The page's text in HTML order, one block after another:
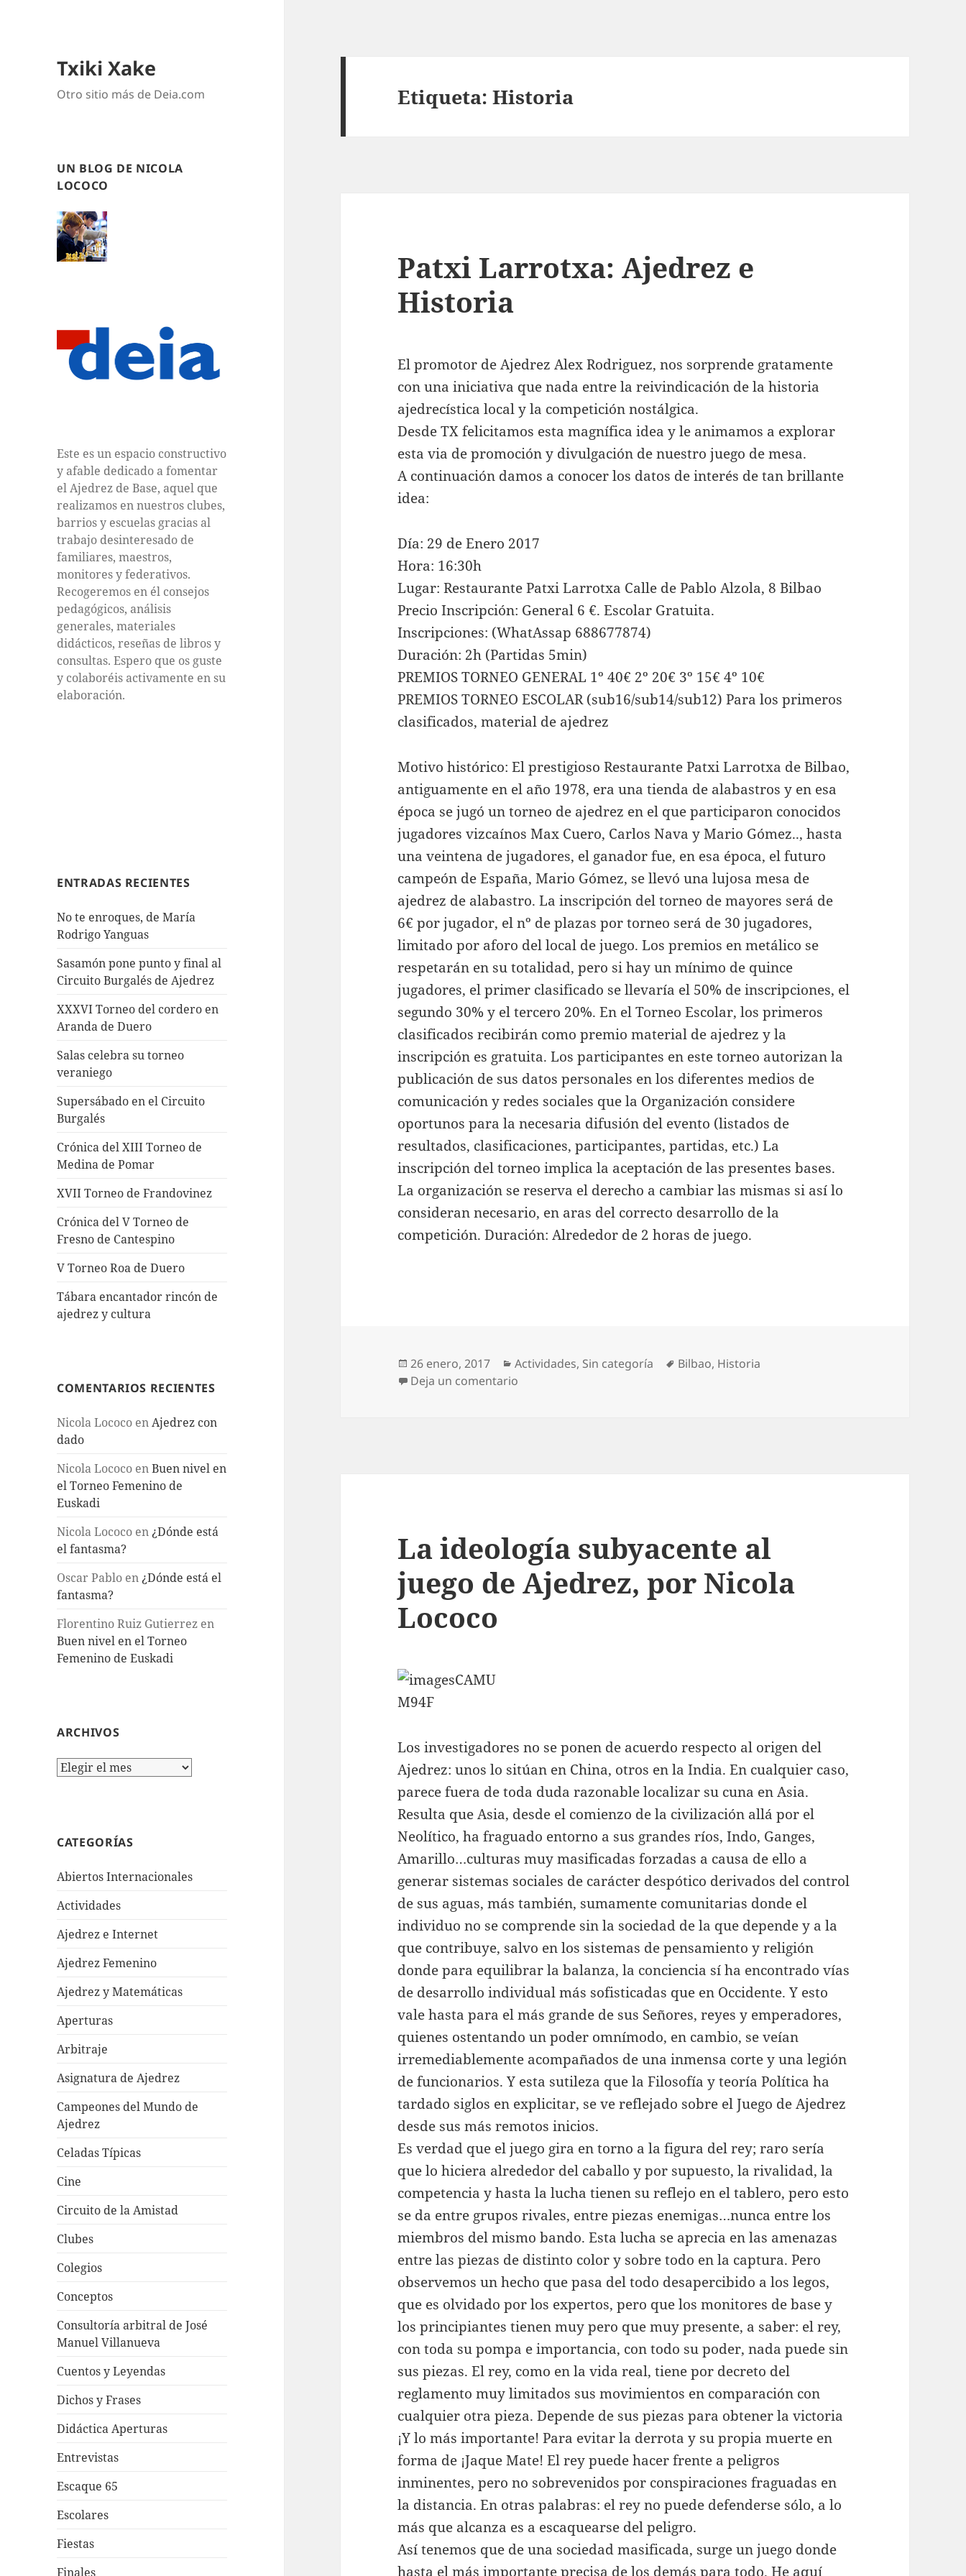
Txiki Xake
Otro sitio más de Deia.com
UN BLOG DE NICOLA
LOCOCO
Este es un espacio constructivo
y afable dedicado a fomentar
el Ajedrez de Base, aquel que
realizamos en nuestros clubes,
barrios y escuelas gracias al
trabajo desinteresado de
familiares, maestros,
monitores y federativos.
Recogeremos en él consejos
pedagógicos, análisis
generales, materiales
didácticos, reseñas de libros y
consultas. Espero que os guste
y colaboréis activamente en su
elaboración.
ENTRADAS RECIENTES
No te enroques, de María
Rodrigo Yanguas
Sasamón pone punto y final al
Circuito Burgalés de Ajedrez
XXXVI Torneo del cordero en
Aranda de Duero
Salas celebra su torneo
veraniego
Supersábado en el Circuito
Burgalés
Crónica del XIII Torneo de
Medina de Pomar
XVII Torneo de Frandovinez
Crónica del V Torneo de
Fresno de Cantespino
V Torneo Roa de Duero
Tábara encantador rincón de
ajedrez y cultura
COMENTARIOS RECIENTES
Nicola Lococo enAjedrez con
dado
Nicola Lococo enBuen nivel en
el Torneo Femenino de
Euskadi
Nicola Lococo en¿Dónde está
el fantasma?
Oscar Pablo en¿Dónde está el
fantasma?
Florentino Ruiz Gutierrez en
Buen nivel en el Torneo
Femenino de Euskadi
ARCHIVOS
Archivos
CATEGORÍAS
Abiertos Internacionales
Actividades
Ajedrez e Internet
Ajedrez Femenino
Ajedrez y Matemáticas
Aperturas
Arbitraje
Asignatura de Ajedrez
Campeones del Mundo de
Ajedrez
Celadas Típicas
Cine
Circuito de la Amistad
Clubes
Colegios
Conceptos
Consultoría arbitral de José
Manuel Villanueva
Cuentos y Leyendas
Dichos y Frases
Didáctica Aperturas
Entrevistas
Escaque 65
Escolares
Fiestas
Finales
Etiqueta:Historia
Patxi Larrotxa: Ajedrez e
Historia
El promotor de Ajedrez Alex Rodriguez, nos sorprende gratamente
con una iniciativa que nada entre la reivindicación de la historia
ajedrecística local y la competición nostálgica.
Desde TX felicitamos esta magnífica idea y le animamos a explorar
esta via de promoción y divulgación de nuestro juego de mesa.
A continuación damos a conocer los datos de interés de tan brillante
idea:
Día: 29 de Enero 2017
Hora: 16:30h
Lugar: Restaurante Patxi Larrotxa Calle de Pablo Alzola, 8 Bilbao
Precio Inscripción: General 6 €. Escolar Gratuita.
Inscripciones: (WhatAssap 688677874)
Duración: 2h (Partidas 5min)
PREMIOS TORNEO GENERAL 1º 40€ 2º 20€ 3º 15€ 4º 10€
PREMIOS TORNEO ESCOLAR (sub16/sub14/sub12) Para los primeros
clasificados, material de ajedrez
Motivo histórico: El prestigioso Restaurante Patxi Larrotxa de Bilbao,
antiguamente en el año 1978, era una tienda de alabastros y en esa
época se jugó un torneo de ajedrez en el que participaron conocidos
jugadores vizcaínos Max Cuero, Carlos Nava y Mario Gómez.., hasta
una veintena de jugadores, el ganador fue, en esa época, el futuro
campeón de España, Mario Gómez, se llevó una lujosa mesa de
ajedrez de alabastro. La inscripción del torneo de mayores será de
6€ por jugador, el nº de plazas por torneo será de 30 jugadores,
limitado por aforo del local de juego. Los premios en metálico se
respetarán en su totalidad, pero si hay un mínimo de quince
jugadores, el primer clasificado se llevaría el 50% de inscripciones, el
segundo 30% y el tercero 20%. En el Torneo Escolar, los primeros
clasificados recibirán como premio material de ajedrez y la
inscripción es gratuita. Los participantes en este torneo autorizan la
publicación de sus datos personales en los diferentes medios de
comunicación y redes sociales que la Organización considere
oportunos para la necesaria difusión del evento (listados de
resultados, clasificaciones, participantes, partidas, etc.) La
inscripción del torneo implica la aceptación de las presentes bases.
La organización se reserva el derecho a cambiar las mismas si así lo
consideran necesario, en aras del correcto desarrollo de la
competición. Duración: Alrededor de 2 horas de juego.
Publicado
el
26 enero, 2017 Categorías
Actividades, Sin categoría Etiquetas
Bilbao, Historia
Deja un comentario
La ideología subyacente al
juego de Ajedrez, por Nicola
Lococo
Los investigadores no se ponen de acuerdo respecto al origen del
Ajedrez: unos lo sitúan en China, otros en la India. En cualquier caso,
parece fuera de toda duda razonable localizar su cuna en Asia.
Resulta que Asia, desde el comienzo de la civilización allá por el
Neolítico, ha fraguado entorno a sus grandes ríos, Indo, Ganges,
Amarillo…culturas muy masificadas forzadas a causa de ello a
generar sistemas sociales de carácter despótico derivados del control
de sus aguas, más también, sumamente comunitarias donde el
individuo no se comprende sin la sociedad de la que depende y a la
que contribuye, salvo en los sistemas de pensamiento y religión
donde para equilibrar la balanza, la conciencia sí ha encontrado vías
de desarrollo individual más sofisticadas que en Occidente. Y esto
vale hasta para el más grande de sus Señores, reyes y emperadores,
quienes ostentando un poder omnímodo, en cambio, se veían
irremediablemente acompañados de una inmensa corte y una legión
de funcionarios. Y esta sutileza que la Filosofía y teoría Política ha
tardado siglos en explicitar, se ve reflejado sobre el Juego de Ajedrez
desde sus más remotos inicios.
Es verdad que el juego gira en torno a la figura del rey; raro sería
que lo hiciera alrededor del caballo y por supuesto, la rivalidad, la
competencia y hasta la lucha tienen su reflejo en el tablero, pero esto
se da entre grupos rivales, entre piezas enemigas…nunca entre los
miembros del mismo bando. Esta lucha se aprecia en las amenazas
entre las piezas de distinto color y sobre todo en la captura. Pero
observemos un hecho que pasa del todo desapercibido a los legos,
que es olvidado por los expertos, pero que los monitores de base y
los principiantes tienen muy pero que muy presente, a saber: el rey,
con toda su pompa e importancia, con todo su poder, nada puede sin
sus piezas. El rey, como en la vida real, tiene por decreto del
reglamento muy limitados sus movimientos en comparación con
cualquier otra pieza. Depende de sus piezas para obtener la victoria
¡Y lo más importante! Para evitar la derrota y su propia muerte en
forma de ¡Jaque Mate! El rey puede hacer frente a peligros
inminentes, pero no sobrevenidos por conspiraciones fraguadas en
la distancia. En otras palabras: el rey no puede defenderse sólo, a lo
más que alcanza es a escaquearse del peligro.
Así tenemos que de una sociedad masificada, surge un juego donde
hasta el más importante precisa de los demás para todo. He aquí